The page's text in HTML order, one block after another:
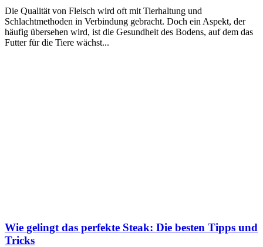
Die Qualität von Fleisch wird oft mit Tierhaltung und
Schlachtmethoden in Verbindung gebracht. Doch ein Aspekt, der
häufig übersehen wird, ist die Gesundheit des Bodens, auf dem das
Futter für die Tiere wächst...
Wie gelingt das perfekte Steak: Die besten Tipps und
Tricks